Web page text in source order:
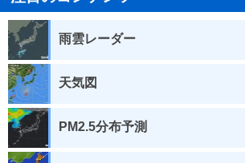
雨雲レーダー
天気図
PM2.5分布予測